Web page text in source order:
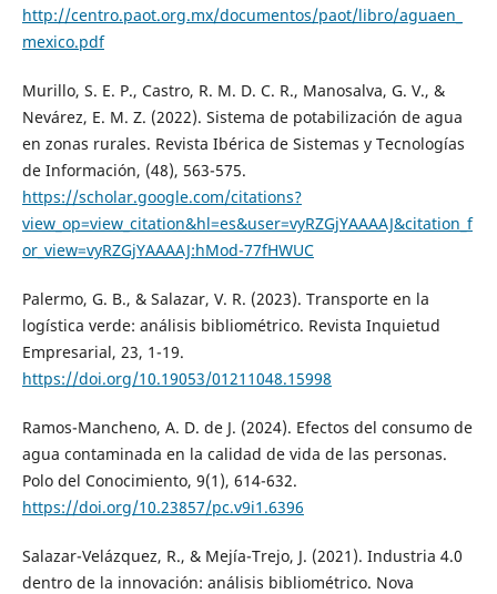
http://centro.paot.org.mx/documentos/paot/libro/aguaen_
mexico.pdf
Murillo, S. E. P., Castro, R. M. D. C. R., Manosalva, G. V., &
Nevárez, E. M. Z. (2022). Sistema de potabilización de agua
en zonas rurales. Revista Ibérica de Sistemas y Tecnologías
de Información, (48), 563-575.
https://scholar.google.com/citations?
view_op=view_citation&hl=es&user=vyRZGjYAAAAJ&citation_f
or_view=vyRZGjYAAAAJ:hMod-77fHWUC
Palermo, G. B., & Salazar, V. R. (2023). Transporte en la
logística verde: análisis bibliométrico. Revista Inquietud
Empresarial, 23, 1-19.
https://doi.org/10.19053/01211048.15998
Ramos-Mancheno, A. D. de J. (2024). Efectos del consumo de
agua contaminada en la calidad de vida de las personas.
Polo del Conocimiento, 9(1), 614-632.
https://doi.org/10.23857/pc.v9i1.6396
Salazar-Velázquez, R., & Mejía-Trejo, J. (2021). Industria 4.0
dentro de la innovación: análisis bibliométrico. Nova